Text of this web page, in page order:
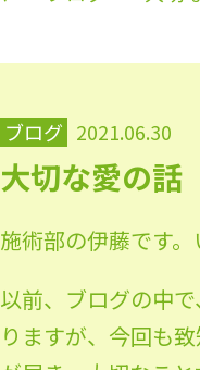
ブログ 2021.06.30
大切な愛の話
施術部の伊藤です
以前、ブログの中
りますが、今回も